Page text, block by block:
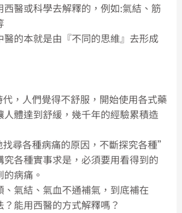
西醫或科學去解釋的，例如:氣結、筋
的本就是由『不同的思維』去形成
，人們覺得不舒服，開始使用各式藥
人體達到舒緩，幾千年的經驗累積造
尋各種病痛的原因，不斷探究各種”
各種實事求是，必須要用看得到的
病痛。
氣結、氣血不通補氣，到底補在
能用西醫的方式解釋嗎？